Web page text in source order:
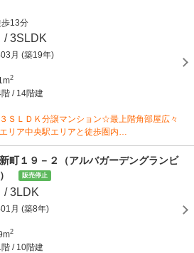
歩13分
/ 3SLDK
月 (築19年)
2
階 /14階建
ＳＬＤＫ分譲マンション☆最上階角部屋広々
リア中央駅エリアと徒歩圏内…
町１９－２（アルバガーデングランビ
販売停止
/ 3LDK
月 (築8年)
2
階 /10階建